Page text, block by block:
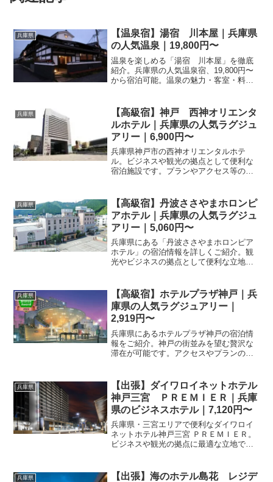
兵庫県
【温泉宿】湯宿 川本屋｜兵庫県
の人気温泉｜19,800円〜
温泉を楽しめる「湯宿 川本屋」を徹底
紹介。兵庫県の人気温泉宿、19,800円〜
から宿泊可能。温泉の魅力・客室・料
兵庫県
【高級宿】神戸 西神オリエンタ
ルホテル｜兵庫県の人気ラグジュ
アリー｜6,900円〜
兵庫県神戸市の西神オリエンタルホテ
ル。ビジネスや観光の拠点として便利な
宿泊施設です。プランやアクセス等の詳
ぜひご利用ください。
兵庫県
【高級宿】丹波ささやまホロンピ
アホテル｜兵庫県の人気ラグジュ
アリー｜5,060円〜
兵庫県にある「丹波ささやまホロンピア
ホテル」の宿泊情報を詳しくご紹介。観
光やビジネスの拠点として便利な立地で
プラン詳細ページをご覧ください。
兵庫県
【高級宿】ホテルプラザ神戸｜兵
庫県の人気ラグジュアリー｜
2,919円〜
兵庫県にあるホテルプラザ神戸の宿泊情
報をご紹介。神戸の街並みを望む贅沢な
滞在が可能です。アクセスやプランの詳
気の宿泊施設です。
兵庫県
【出張】ダイワロイネットホテル
神戸三宮 ＰＲＥＭＩＥＲ｜兵庫
県のビジネスホテル｜7,120円〜
兵庫県・三宮エリアで便利なダイワロイ
ネットホテル神戸三宮 ＰＲＥＭＩＥＲ。
ビジネスや観光の拠点に最適な立地で
在を予約しましょう。
兵庫県
【出張】海のホテル島花 レジデ